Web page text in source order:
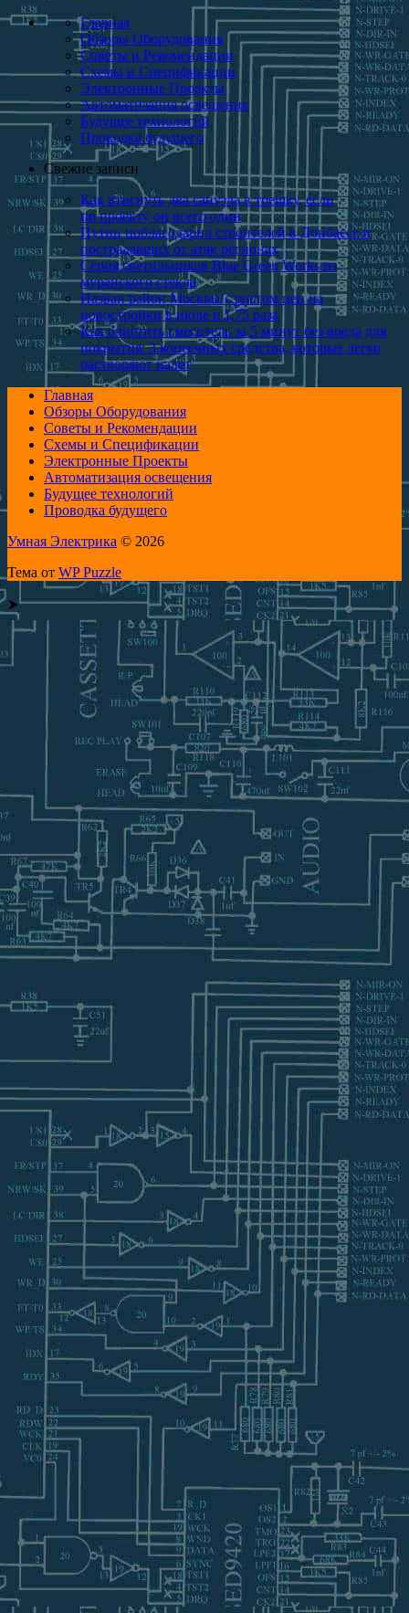
Главная
Обзоры Оборудования
Советы и Рекомендации
Схемы и Спецификации
Электронные Проекты
Автоматизация освещения
Будущее технологий
Проводка будущего
Свежие записи
Как втиснуть два санузла в трешку, если
по проекту он всего один
Путин поблагодарил строителей в Донбассе и
пострадавших от атак регионах
Серия светильников Blue Green Works из
муранского стекла
Назван район Москвы с ростом цен на
новостройки в июле в 1,75 раза
Как очистить смеситель за 5 минут без вреда для
покрытия: 3 копеечных средства, которые легко
растворяют налет
Главная
Обзоры Оборудования
Советы и Рекомендации
Схемы и Спецификации
Электронные Проекты
Автоматизация освещения
Будущее технологий
Проводка будущего
Умная Электрика © 2026
Тема от WP Puzzle
➤